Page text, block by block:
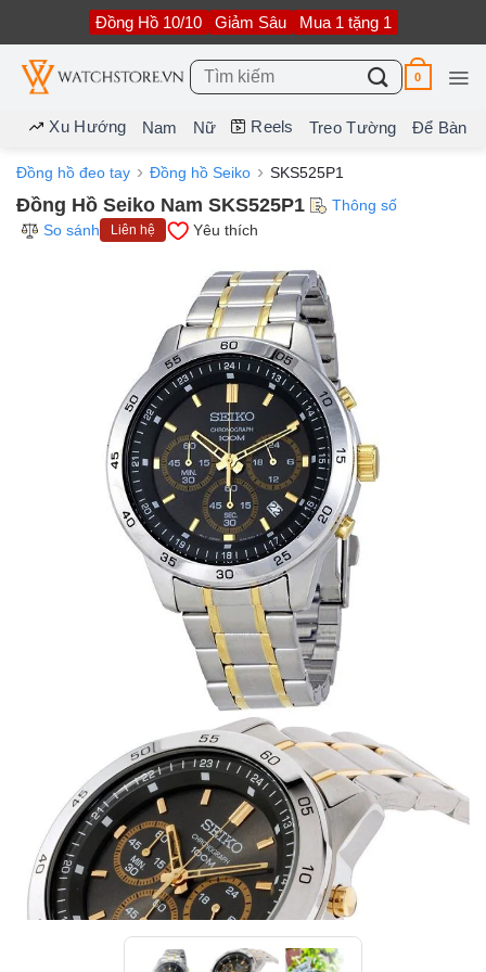
nội
dung
Đồng Hồ 10/10 Giảm Sâu Mua 1 tặng 1
Tìm
kiếm:
0
Xu Hướng Nam Nữ Reels Treo Tường Để Bàn
Đồng hồ đeo tay Đồng hồ Seiko SKS525P1
Đồng Hồ Seiko Nam SKS525P1
Thông số
So sánh
Liên hệ Yêu thích